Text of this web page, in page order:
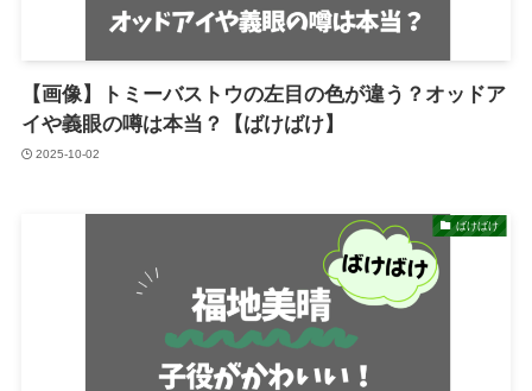
【画像】トミーバストウの左目の色が違う？オッドア
イや義眼の噂は本当？【ばけばけ】
2025-10-02
ばけばけ